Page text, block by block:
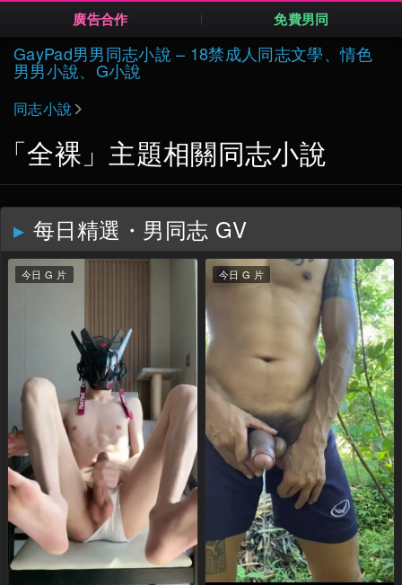
廣告合作 免費男同
Skip
to
GayPad男男同志小說 – 18禁成人同志文學、情色
男男小說、G小說
同志小說
「全裸」主題相關同志小說
每日精選・男同志 GV
今日 G 片 今日 G 片